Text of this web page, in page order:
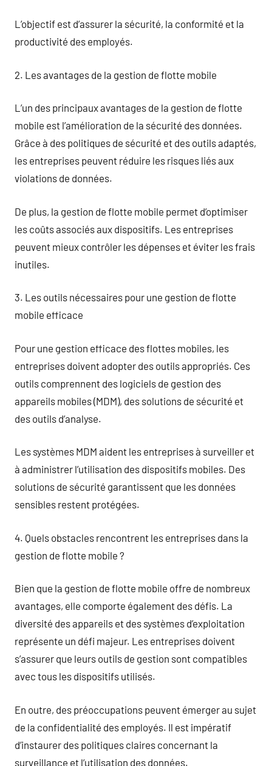
L’objectif est d’assurer la sécurité, la conformité et la
productivité des employés.
2. Les avantages de la gestion de flotte mobile
L’un des principaux avantages de la gestion de flotte
mobile est l’amélioration de la sécurité des données.
Grâce à des politiques de sécurité et des outils adaptés,
les entreprises peuvent réduire les risques liés aux
violations de données.
De plus, la gestion de flotte mobile permet d’optimiser
les coûts associés aux dispositifs. Les entreprises
peuvent mieux contrôler les dépenses et éviter les frais
inutiles.
3. Les outils nécessaires pour une gestion de flotte
mobile efficace
Pour une gestion efficace des flottes mobiles, les
entreprises doivent adopter des outils appropriés. Ces
outils comprennent des logiciels de gestion des
appareils mobiles (MDM), des solutions de sécurité et
des outils d’analyse.
Les systèmes MDM aident les entreprises à surveiller et
à administrer l’utilisation des dispositifs mobiles. Des
solutions de sécurité garantissent que les données
sensibles restent protégées.
4. Quels obstacles rencontrent les entreprises dans la
gestion de flotte mobile ?
Bien que la gestion de flotte mobile offre de nombreux
avantages, elle comporte également des défis. La
diversité des appareils et des systèmes d’exploitation
représente un défi majeur. Les entreprises doivent
s’assurer que leurs outils de gestion sont compatibles
avec tous les dispositifs utilisés.
En outre, des préoccupations peuvent émerger au sujet
de la confidentialité des employés. Il est impératif
d’instaurer des politiques claires concernant la
surveillance et l’utilisation des données.